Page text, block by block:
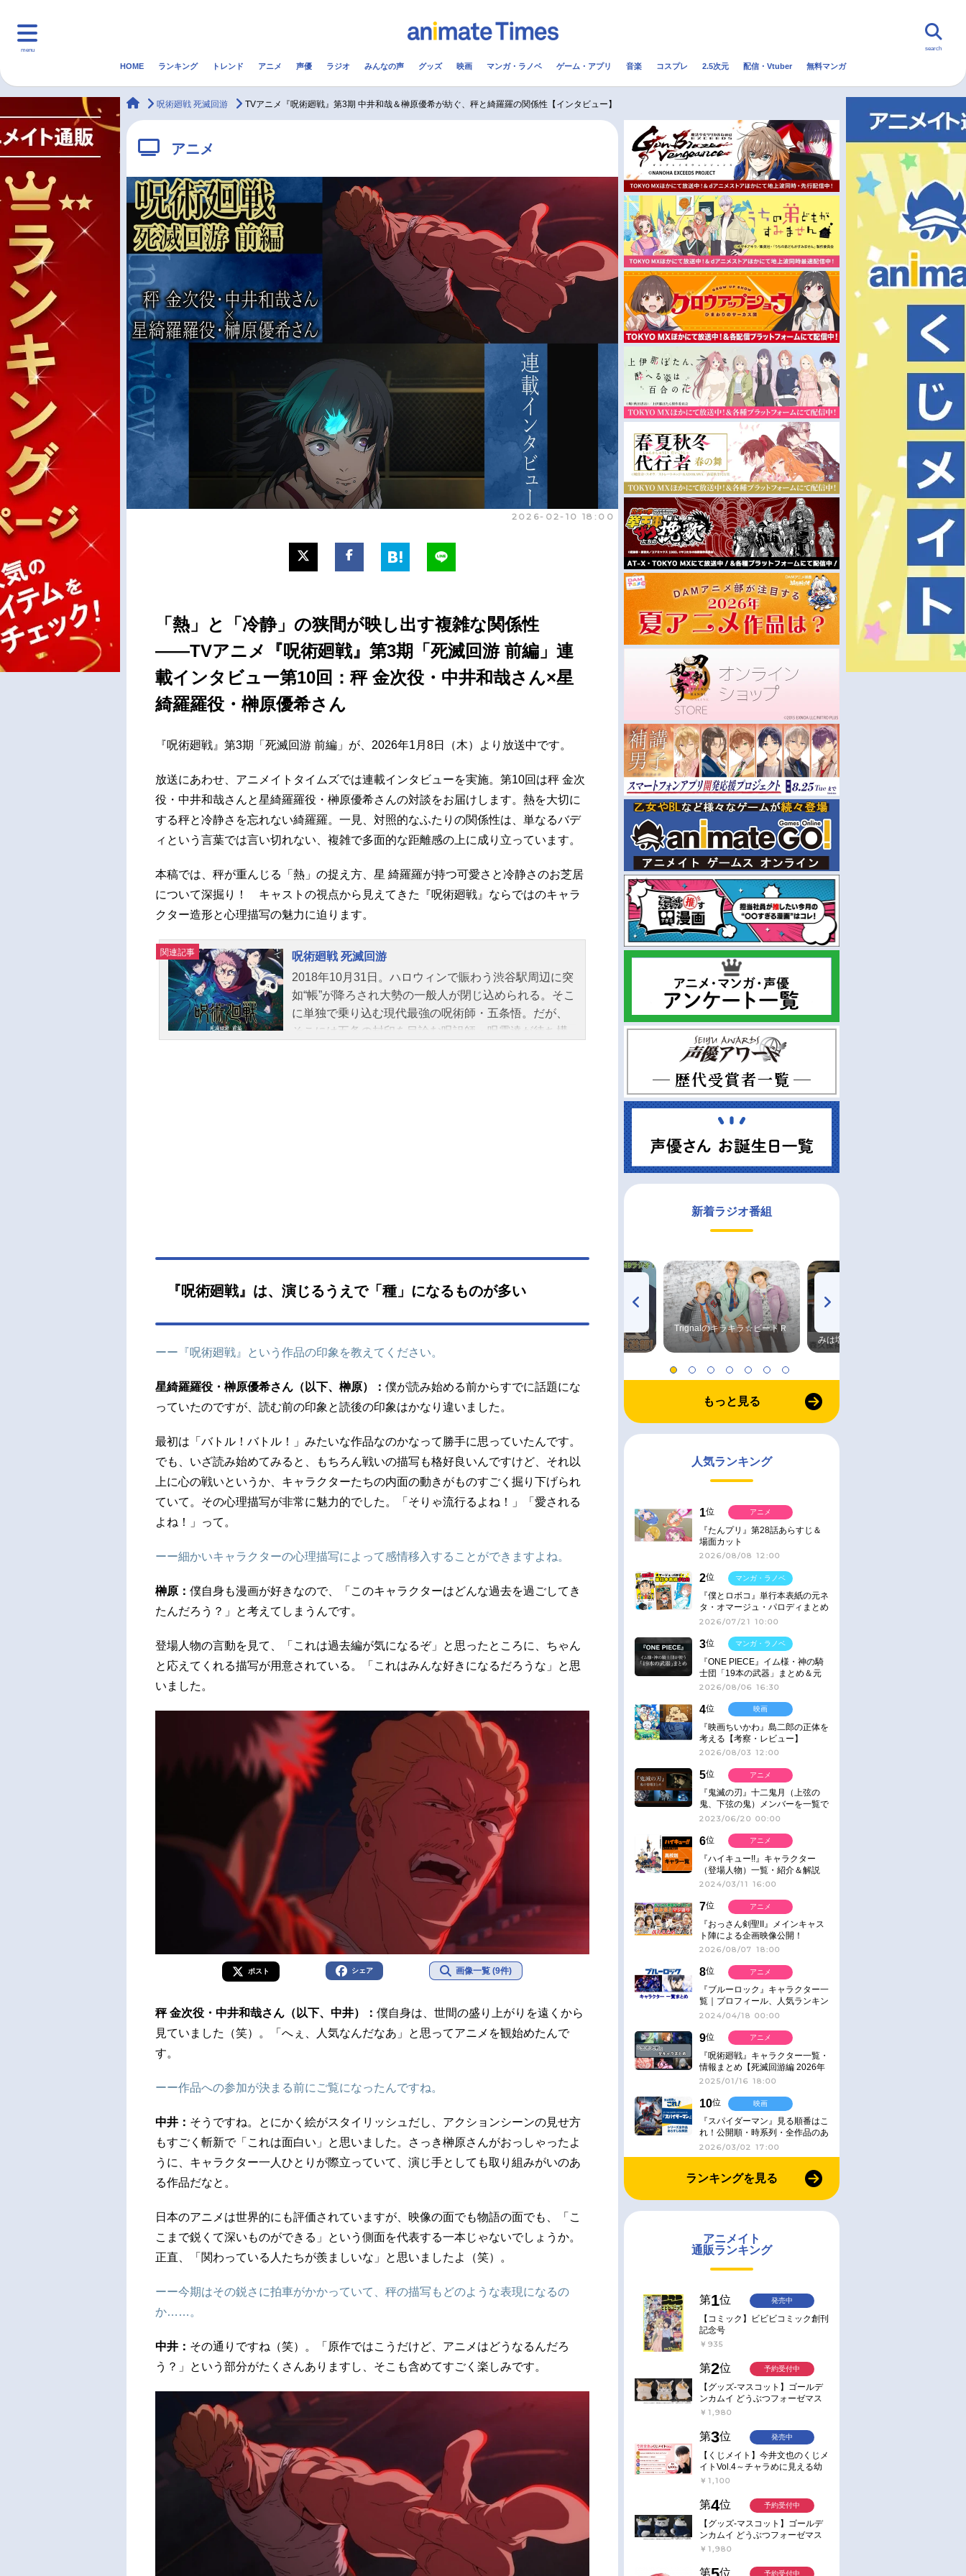
menu
マンガ・ラノベ ゲーム・アプリ 配信・Vtuber トレンド 無料マンガ
最新記事一覧
アニメ記事一覧
声優記事一覧
アニメ映画一覧
実写化映画一覧
男性声優/女性声優一覧
今期アニメ曜日別一覧
夏アニメ
秋アニメ
冬アニメ
FOLLOW US
search
HOME ランキング トレンド アニメ 声優 ラジオ みんなの声 グッズ 映画 マンガ・ラノベ ゲーム・アプリ 音楽 コスプレ 2.5次元 配信・Vtuber 無料マンガ
animateTimes
呪術廻戦 死滅回游 TVアニメ『呪術廻戦』第3期 中井和哉＆榊原優希が紡ぐ、秤と綺羅羅の関係性【インタビュー】
アニメ
2026-02-10 18:00
「熱」と「冷静」の狭間が映し出す複雑な関係性
――TVアニメ『呪術廻戦』第3期「死滅回游 前編」連
載インタビュー第10回：秤 金次役・中井和哉さん×星
綺羅羅役・榊原優希さん
『呪術廻戦』第3期「死滅回游 前編」が、2026年1月8日（木）より放送中です。
放送にあわせ、アニメイトタイムズでは連載インタビューを実施。第10回は秤 金次
役・中井和哉さんと星綺羅羅役・榊原優希さんの対談をお届けします。熱を大切に
する秤と冷静さを忘れない綺羅羅。一見、対照的なふたりの関係性は、単なるバデ
ィという言葉では言い切れない、複雑で多面的な距離感の上に成り立っています。
本稿では、秤が重んじる「熱」の捉え方、星 綺羅羅が持つ可愛さと冷静さのお芝居
について深掘り！ キャストの視点から見えてきた『呪術廻戦』ならではのキャラ
クター造形と心理描写の魅力に迫ります。
関連記事
呪術廻戦 死滅回游
2018年10月31日。ハロウィンで賑わう渋谷駅周辺に突
如“帳”が降ろされ大勢の一般人が閉じ込められる。そこ
に単独で乗り込む現代最強の呪術師・五条悟。だが、
そこには五条の封印を目論む呪詛師・呪霊達が待ち構
ャスト虎杖悠仁：榎木淳弥伏黒恵：内田雄馬禪院真
希：小松未可子秤金次：中井和哉脹相：浪川大輔九十
芥見下々（集英社ジャンプ...
『呪術廻戦』は、演じるうえで「種」になるものが多い
ーー『呪術廻戦』という作品の印象を教えてください。
星綺羅羅役・榊原優希さん（以下、榊原）： 僕が読み始める前からすでに話題にな
っていたのですが、読む前の印象と読後の印象はかなり違いました。
最初は「バトル！バトル！」みたいな作品なのかなって勝手に思っていたんです。
でも、いざ読み始めてみると、もちろん戦いの描写も格好良いんですけど、それ以
上に心の戦いというか、キャラクターたちの内面の動きがものすごく掘り下げられ
ていて。その心理描写が非常に魅力的でした。「そりゃ流行るよね！」「愛される
よね！」って。
ーー細かいキャラクターの心理描写によって感情移入することができますよね。
榊原： 僕自身も漫画が好きなので、「このキャラクターはどんな過去を過ごしてき
たんだろう？」と考えてしまうんです。
登場人物の言動を見て、「これは過去編が気になるぞ」と思ったところに、ちゃん
と応えてくれる描写が用意されている。「これはみんな好きになるだろうな」と思
いました。
ポスト シェア 画像一覧 (9件)
秤 金次役・中井和哉さん（以下、中井）： 僕自身は、世間の盛り上がりを遠くから
見ていました（笑）。「へぇ、人気なんだなあ」と思ってアニメを観始めたんで
す。
ーー作品への参加が決まる前にご覧になったんですね。
中井： そうですね。とにかく絵がスタイリッシュだし、アクションシーンの見せ方
もすごく斬新で「これは面白い」と思いました。さっき榊原さんがおっしゃったよ
うに、キャラクター一人ひとりが際立っていて、演じ手としても取り組みがいのあ
る作品だなと。
日本のアニメは世界的にも評価されていますが、映像の面でも物語の面でも、「こ
こまで鋭くて深いものができる」という側面を代表する一本じゃないでしょうか。
正直、「関わっている人たちが羨ましいな」と思いましたよ（笑）。
ーー今期はその鋭さに拍車がかかっていて、秤の描写もどのような表現になるの
か……。
中井： その通りですね（笑）。「原作ではこうだけど、アニメはどうなるんだろ
う？」という部分がたくさんありますし、そこも含めてすごく楽しみです。
新着ラジオ番組
TVアニメ『戦隊大失格』
ハイキュー!! 烏野高校放送部! Trignalのキラキラ☆ビートＲ
みは塩だけ
もっと見る
人気ランキング
1位
『たんプリ』第28話あらすじ＆
場面カット
2026/08/08 12:00
アニメ
2位
『僕とロボコ』単行本表紙の元ネ
タ・オマージュ・パロディまとめ
2026/07/21 10:00
マンガ・ラノベ
3位
『ONE PIECE』イム様・神の騎
士団「19本の武器」まとめ＆元
ネタ
2026/08/06 16:30
マンガ・ラノベ
4位
『映画ちいかわ』島二郎の正体を
考える【考察・レビュー】
2026/08/03 12:00
映画
5位
『鬼滅の刃』十二鬼月（上弦の
鬼、下弦の鬼）メンバーを一覧で
紹介＆解説（登場鬼の情報まと
2023/06/20 00:00
アニメ
6位
『ハイキュー!!』キャラクター
（登場人物）一覧・紹介＆解説
2024/03/11 16:00
アニメ
7位
『おっさん剣聖II』メインキャス
ト陣による企画映像公開！
2026/08/07 18:00
アニメ
8位
『ブルーロック』キャラクター一
覧｜プロフィール、人気ランキン
グ、キャラソン、診断など気にな
2024/04/18 00:00
アニメ
9位
『呪術廻戦』キャラクター一覧・
情報まとめ【死滅回游編 2026年
1月放送】
2025/01/16 18:00
アニメ
10位
『スパイダーマン』見る順番はこ
れ！公開順・時系列・全作品のあ
らすじをまとめました
2026/03/02 17:00
映画
ランキングを見る
アニメイト
通販ランキング
第1位
【コミック】ビビビコミック創刊
記念号
￥935
発売中
第2位
【グッズ-マスコット】ゴールデ
ンカムイ どうぶつフォーゼマス
コット 4.尾形百之助【再販】
￥1,980
予約受付中
第3位
【くじメイト】今井文也のくじメ
イトVol.4～チャラめに見える幼
馴染、実は一途で独占欲が強いん
￥1,100
発売中
第4位
【グッズ-マスコット】ゴールデ
ンカムイ どうぶつフォーゼマス
コット 5.月島軍曹【再販】
￥1,980
予約受付中
第 位 予約受付中